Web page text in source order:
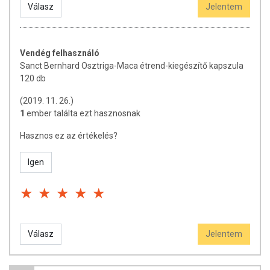
immunrendszert, gyorsítja a betegségekből való felépülést,
Szexuális teljesítményjavító:
Fokozza a nemi vágyat, javítja a potenciát és a fogamzó
képességet, javítja az ondótermelést és a spermiumok
aktivitását, harmonizálja a menstruációs ciklust, csökkenti a
(nap,hó,év)
Az étrend-kiegészítők az érvényben levő európai uniós
minősülnek, amelyek a hagyományos étrend kiegészítését
szolgálják, és koncentrált formában
kedvező élettani hatással
Válasz Jelentem
Vendég felhasználó
Sanct Bernhard Osztriga-Maca étrend-kiegészítő kapszula
120 db
(2019. 11. 26.)
1 ember találta ezt hasznosnak
Hasznos ez az értékelés?
Igen
Válasz Jelentem